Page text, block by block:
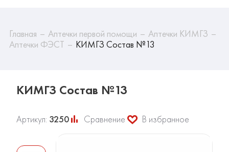
Главная Аптечки первой помощи
Аптечки КИМГЗ
Аптечки ФЭСТ
КИМГЗ Состав №13
КИМГЗ Состав №13
Артикул: 3250 Сравнение В избранное